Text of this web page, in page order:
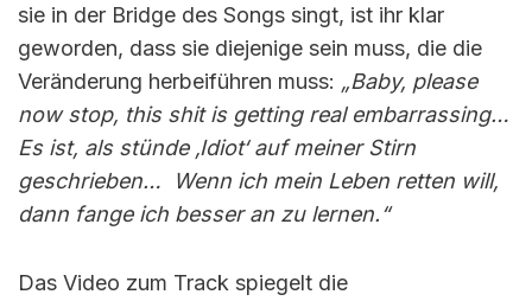
sie in der Bridge des Songs singt, ist ihr klar
geworden, dass sie diejenige sein muss, die die
Veränderung herbeiführen muss: „Baby, please
now stop, this shit is getting real embarrassing…
Es ist, als stünde ‚Idiot‘ auf meiner Stirn
geschrieben… Wenn ich mein Leben retten will,
dann fange ich besser an zu lernen.“
Das Video zum Track spiegelt die